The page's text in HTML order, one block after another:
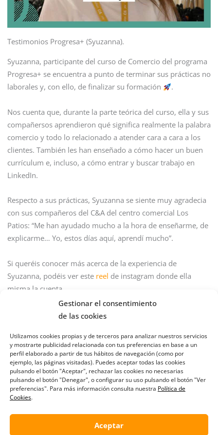
Gestionar el consentimiento
de las cookies
Utilizamos cookies propias y de terceros para analizar nuestros servicios
y mostrarte publicidad relacionada con tus preferencias en base a un
perfil elaborado a partir de tus hábitos de navegación (como por
ejemplo, las páginas visitadas). Puedes aceptar todas las cookies
pulsando el botón "Aceptar", rechazar las cookies no necesarias
pulsando el botón "Denegar", o configurar su uso pulsando el botón "Ver
preferencias". Para más información consulta nuestra Política de
Cookies.
Aceptar
Testimonios Progresa+ (Syuzanna).
Syuzanna, participante del curso de Comercio del programa
Progresa+ se encuentra a punto de terminar sus prácticas no
laborales y, con ello, de finalizar su formación
.
Nos cuenta que, durante la parte teórica del curso, ella y sus
compañersos aprendieron qué significa realmente la palabra
comercio y todo lo relacionado a atender cara a cara a los
clientes. También les han enseñado a cómo hacer un buen
currículum e, incluso, a cómo entrar y buscar trabajo en
LinkedIn.
Respecto a sus prácticas, Syuzanna se siente muy agradecia
con sus compañeros del C&A del centro comercial Los
Patios: “Me han ayudado mucho a la hora de enseñarme, de
explicarme… Yo, estos días aquí, aprendí mucho”.
Si queréis conocer más acerca de la experiencia de
Syuzanna, podéis ver este reel de instagram donde ella
misma la cuenta.
Si tú también quieres formarte para encontrar un
#FSE ,@fundacionincydey@msocialgobfinancian este
programa.